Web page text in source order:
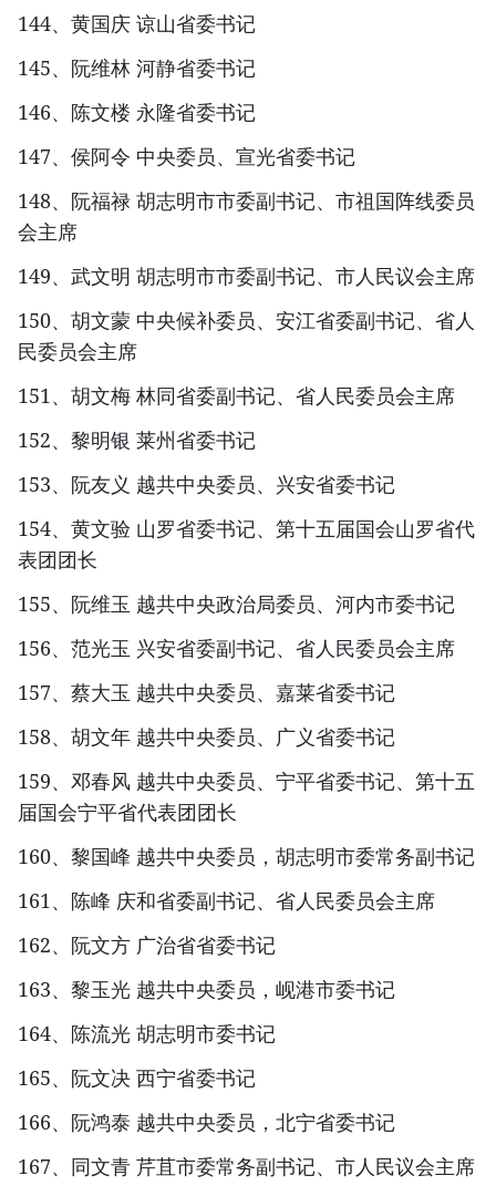
144、黄国庆 谅山省委书记
145、阮维林 河静省委书记
146、陈文楼 永隆省委书记
147、侯阿令 中央委员、宣光省委书记
148、阮福禄 胡志明市市委副书记、市祖国阵线委员
会主席
149、武文明 胡志明市市委副书记、市人民议会主席
150、胡文蒙 中央候补委员、安江省委副书记、省人
民委员会主席
151、胡文梅 林同省委副书记、省人民委员会主席
152、黎明银 莱州省委书记
153、阮友义 越共中央委员、兴安省委书记
154、黄文验 山罗省委书记、第十五届国会山罗省代
表团团长
155、阮维玉 越共中央政治局委员、河内市委书记
156、范光玉 兴安省委副书记、省人民委员会主席
157、蔡大玉 越共中央委员、嘉莱省委书记
158、胡文年 越共中央委员、广义省委书记
159、邓春风 越共中央委员、宁平省委书记、第十五
届国会宁平省代表团团长
160、黎国峰 越共中央委员，胡志明市委常务副书记
161、陈峰 庆和省委副书记、省人民委员会主席
162、阮文方 广治省省委书记
163、黎玉光 越共中央委员，岘港市委书记
164、陈流光 胡志明市委书记
165、阮文决 西宁省委书记
166、阮鸿泰 越共中央委员，北宁省委书记
167、同文青 芹苴市委常务副书记、市人民议会主席